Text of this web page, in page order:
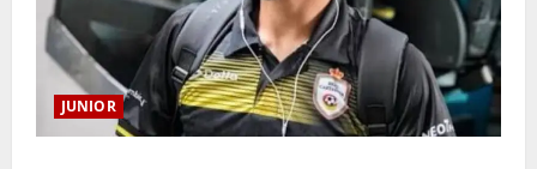
JUNIOR